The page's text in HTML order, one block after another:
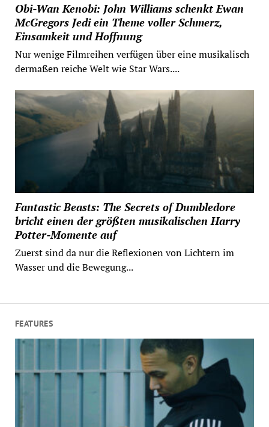
Obi-Wan Kenobi: John Williams schenkt Ewan
McGregors Jedi ein Theme voller Schmerz,
Einsamkeit und Hoffnung
Nur wenige Filmreihen verfügen über eine musikalisch
dermaßen reiche Welt wie Star Wars....
Fantastic Beasts: The Secrets of Dumbledore
bricht einen der größten musikalischen Harry
Potter-Momente auf
Zuerst sind da nur die Reflexionen von Lichtern im
Wasser und die Bewegung...
FEATURES